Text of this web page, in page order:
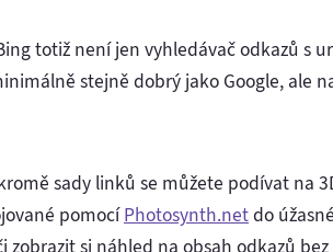
totiž není jen vyhledávač odkazů s
stejně dobrý jako Google, ale
sady linků se můžete podívat na
pomocíPhotosynth.netdo
zobrazit si náhled na obsah odkazů